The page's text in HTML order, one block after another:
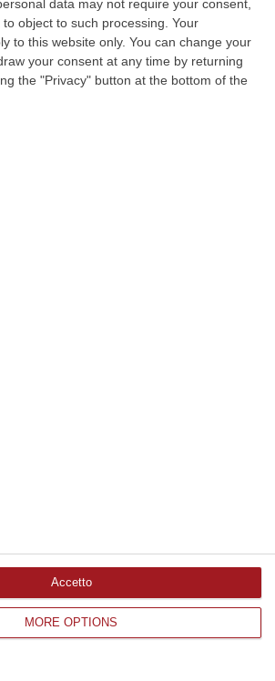
data may not require your consent,
object to such processing. Your
to this website only. You can change your
your consent at any time by returning
the "Privacy" button at the bottom of the
MORE OPTIONS
Accetto
A Reggio: Il Grande Abbraccio Tra Identità
Cultura – FOTO
and the City arriva a Reggio Calabria. Dopo il
di Sibari, dove la manifestazione ha fatto s…
è una testata giornalistica di News&Com S.r.l